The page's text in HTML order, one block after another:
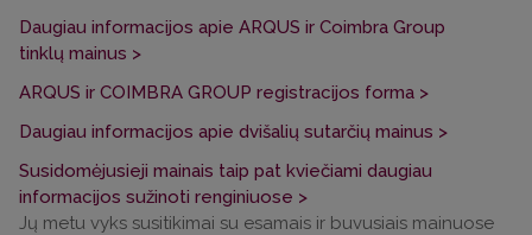
Daugiau informacijos apie ARQUS ir Coimbra Group
tinklų mainus >
ARQUS ir COIMBRA GROUP registracijos forma >
Daugiau informacijos apie dvišalių sutarčių mainus >
Susidomėjusieji mainais taip pat kviečiami daugiau
informacijos sužinoti renginiuose >
Jų metu vyks susitikimai su esamais ir buvusiais mainuose